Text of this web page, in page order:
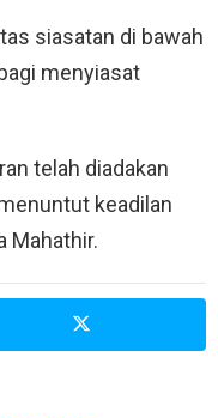
siasatan di bawah
menyiasat
telah diadakan
keadilan
Mahathir.